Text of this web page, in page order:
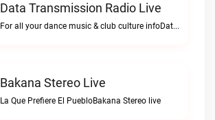
Data Transmission Radio Live
For all your dance music & club culture infoData Transmission Radio live
Bakana Stereo Live
La Que Prefiere El PuebloBakana Stereo live